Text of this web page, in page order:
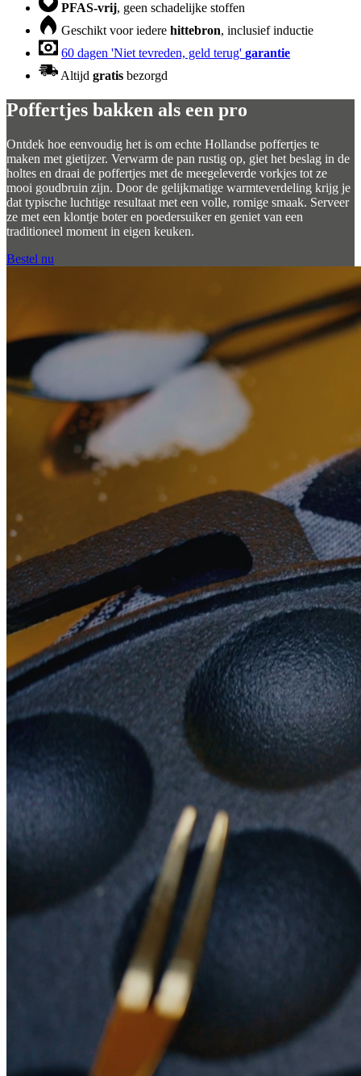
PFAS-vrij, geen schadelijke stoffen
Geschikt voor iedere hittebron, inclusief inductie
60 dagen 'Niet tevreden, geld terug' garantie
Altijd gratis bezorgd
Poffertjes bakken als een pro
Ontdek hoe eenvoudig het is om echte Hollandse poffertjes te
maken met gietijzer. Verwarm de pan rustig op, giet het beslag in de
holtes en draai de poffertjes met de meegeleverde vorkjes tot ze
mooi goudbruin zijn. Door de gelijkmatige warmteverdeling krijg je
dat typische luchtige resultaat met een volle, romige smaak. Serveer
ze met een klontje boter en poedersuiker en geniet van een
traditioneel moment in eigen keuken.
Bestel nu